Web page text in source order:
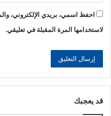
احفظ اسمي، بريدي الإلكتروني،
لاستخدامها المرة المقبلة في تعليقي.
قد يعجبك